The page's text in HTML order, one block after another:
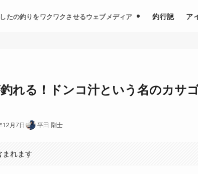
たの釣りをワクワクさせるウェブメディア 釣行記 ア
れる！ドンコ汁という名のカサ
12月7日 平田 剛士
まれます